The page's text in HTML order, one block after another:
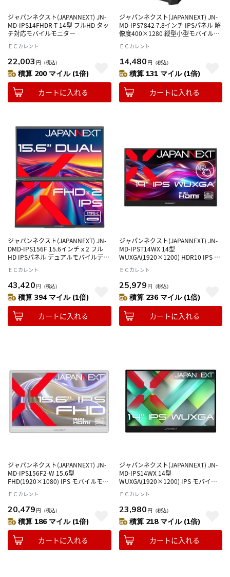
ジャパンネクスト(JAPANNEXT) JN-
MD-IPS14FHDR-T 14型 フルHD タッ
チ対応モバイルモニター
ＥＣカレント
22,003 円 （税込）
積算 200 マイル (1倍)
カートに入れる
ジャパンネクスト(JAPANNEXT) JN-
MD-IPS7842 7.8インチ IPSパネル 解
像度400×1280 縦型小型モバイルモ
ＥＣカレント
14,480 円 （税込）
積算 131 マイル (1倍)
カートに入れる
ジャパンネクスト(JAPANNEXT) JN-
DMD-IPS156F 15.6インチｘ2 フル
HD IPSパネル デュアルモバイルディ
ＥＣカレント
43,420 円 （税込）
積算 394 マイル (1倍)
カートに入れる
ジャパンネクスト(JAPANNEXT) JN-
MD-IPST14WX 14型
WUXGA(1920×1200) HDR10 IPS タ
ィスプレイ
ＥＣカレント
25,979 円 （税込）
積算 236 マイル (1倍)
カートに入れる
ジャパンネクスト(JAPANNEXT) JN-
MD-IPS156F2-W 15.6型
FHD(1920×1080) IPS モバイルモニ
ＥＣカレント
20,479 円 （税込）
積算 186 マイル (1倍)
カートに入れる
ジャパンネクスト(JAPANNEXT) JN-
MD-IPS14WX 14型
WUXGA(1920×1200) IPS モバイル
ＥＣカレント
23,980 円 （税込）
積算 218 マイル (1倍)
カートに入れる